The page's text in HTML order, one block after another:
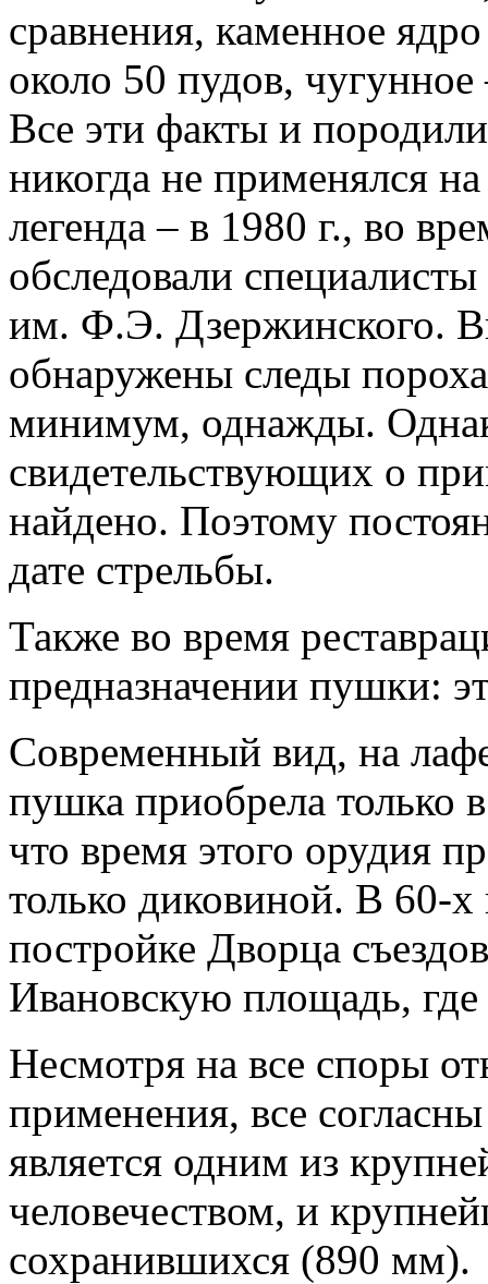
сравнения, каменное
около 50 пудов, чугунное
Все эти факты и
никогда не применялся
легенда – в 1980 г., во
обследовали
им. Ф.Э. Дзержинского.
обнаружены следы
минимум, однажды.
свидетельствующих о
найдено. Поэтому
дате стрельбы.
Также во время
предназначении пушки:
Современный вид, на
пушка приобрела только
что время этого орудия
только диковиной. В 60-
постройке Дворца
Ивановскую площадь, где
Несмотря на все споры
применения, все
является одним из
человечеством, и
сохранившихся (890 мм).